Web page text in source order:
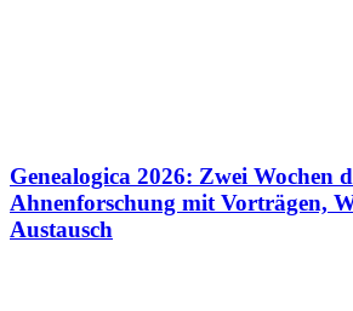
Genealogica 2026: Zwei Wochen
Ahnenforschung mit Vorträgen,
Austausch